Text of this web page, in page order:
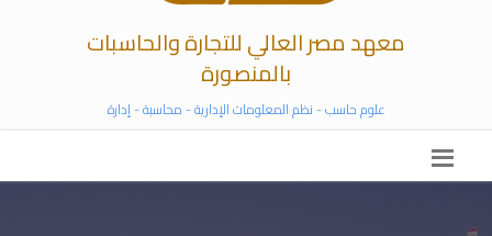
معهد مصر العالي للتجارة والحاسبات
بالمنصورة
علوم حاسب - نظم المعلومات الإدارية - محاسبة - إدارة